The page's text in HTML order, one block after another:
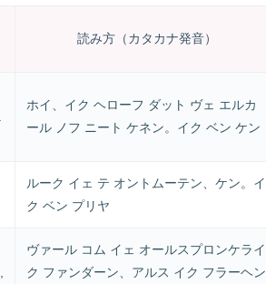
読み方（カタカナ発音）
ホイ、イク ヘローフ ダット ヴェ エルカ
ール ノフ ニート ケネン。イク ベン ケン
ルーク イェ テ オントムーテン、ケン。イ
ク ベン プリヤ
ヴァール コム イェ オールスプロンケライ
ク ファンダーン、アルス イク フラーヘン